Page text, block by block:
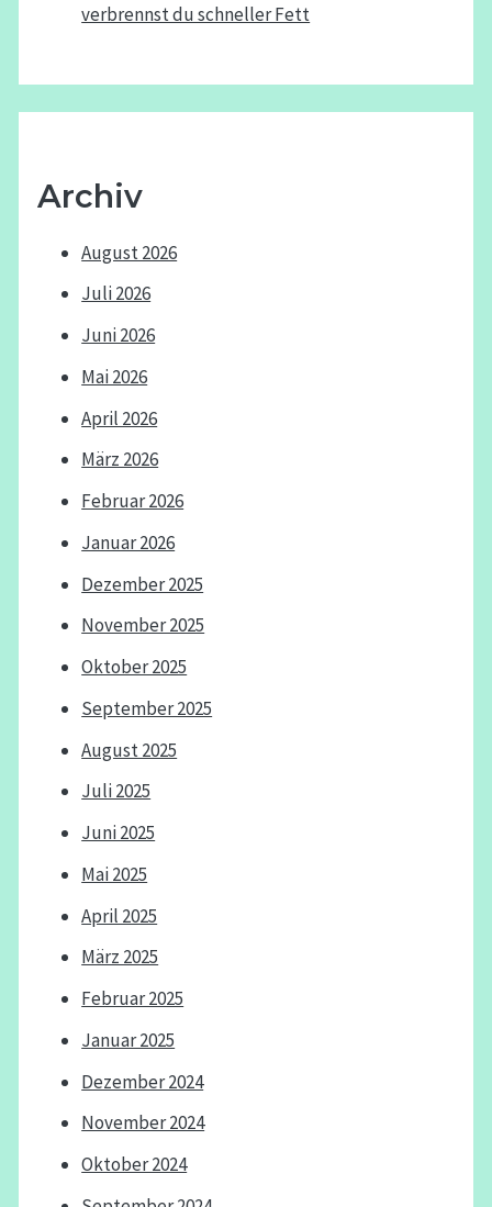
verbrennst du schneller Fett
Archiv
August 2026
Juli 2026
Juni 2026
Mai 2026
April 2026
März 2026
Februar 2026
Januar 2026
Dezember 2025
November 2025
Oktober 2025
September 2025
August 2025
Juli 2025
Juni 2025
Mai 2025
April 2025
März 2025
Februar 2025
Januar 2025
Dezember 2024
November 2024
Oktober 2024